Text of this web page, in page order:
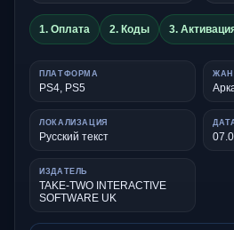
1. Оплата 2. Коды 3.
ПЛАТФОРМА
PS4, PS5
ЛОКАЛИЗАЦИЯ
Русский текст
ИЗДАТЕЛЬ
TAKE-TWO INTERACTIVE
SOFTWARE UK